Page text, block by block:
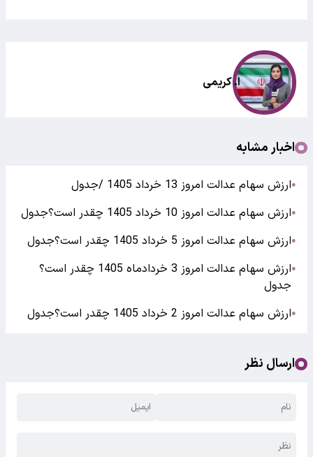
ا. کریمی
اخبار مشابه
●ارزش سهام عدالت امروز 13 خرداد 1405 /جدول
●ارزش سهام عدالت امروز 10 خرداد 1405 چقدر است؟جدول
●ارزش سهام عدالت امروز 5 خرداد 1405 چقدر است؟جدول
●
ارزش سهام عدالت امروز 3 خردادماه 1405 چقدر است؟
جدول
●ارزش سهام عدالت امروز 2 خرداد 1405 چقدر است؟جدول
ارسال نظر